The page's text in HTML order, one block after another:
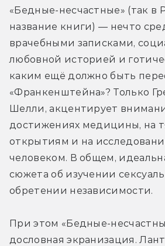
«Бедные-несчастные» (так в
название книги) — нечто
врачебными записками,
любовной историей и
каким ещё должно быть
«Франкенштейна»? Только
Шелли, акцентирует
достижениях медицины, на
открытиям и на
человеком. В общем,
сюжета об изучении
обретении независимости.
При этом «Бедные-
дословная экранизация.